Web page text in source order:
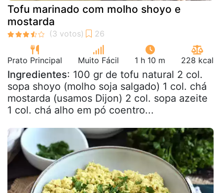
Tofu marinado com molho shoyo e
mostarda
Prato Principal Muito Fácil 1 h 10 m 228 kcal
Ingredientes: 100 gr de tofu natural 2 col.
sopa shoyo (molho soja salgado) 1 col. chá
mostarda (usamos Dijon) 2 col. sopa azeite
1 col. chá alho em pó coentro...